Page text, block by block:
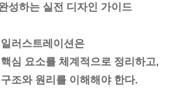
성하는 실전 디자인 가이드
러스트레이션은
심 요소를 체계적으로 정리하고,
조와 원리를 이해해야 한다.